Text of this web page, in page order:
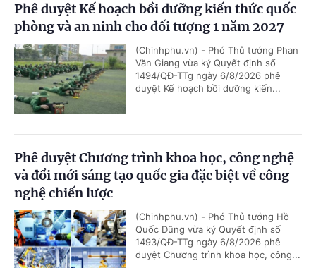
Phê duyệt Kế hoạch bồi dưỡng kiến thức quốc
phòng và an ninh cho đối tượng 1 năm 2027
(Chinhphu.vn) - Phó Thủ tướng Phan
Văn Giang vừa ký Quyết định số
1494/QĐ-TTg ngày 6/8/2026 phê
duyệt Kế hoạch bồi dưỡng kiến...
Phê duyệt Chương trình khoa học, công nghệ
và đổi mới sáng tạo quốc gia đặc biệt về công
nghệ chiến lược
(Chinhphu.vn) - Phó Thủ tướng Hồ
Quốc Dũng vừa ký Quyết định số
1493/QĐ-TTg ngày 6/8/2026 phê
duyệt Chương trình khoa học, công...